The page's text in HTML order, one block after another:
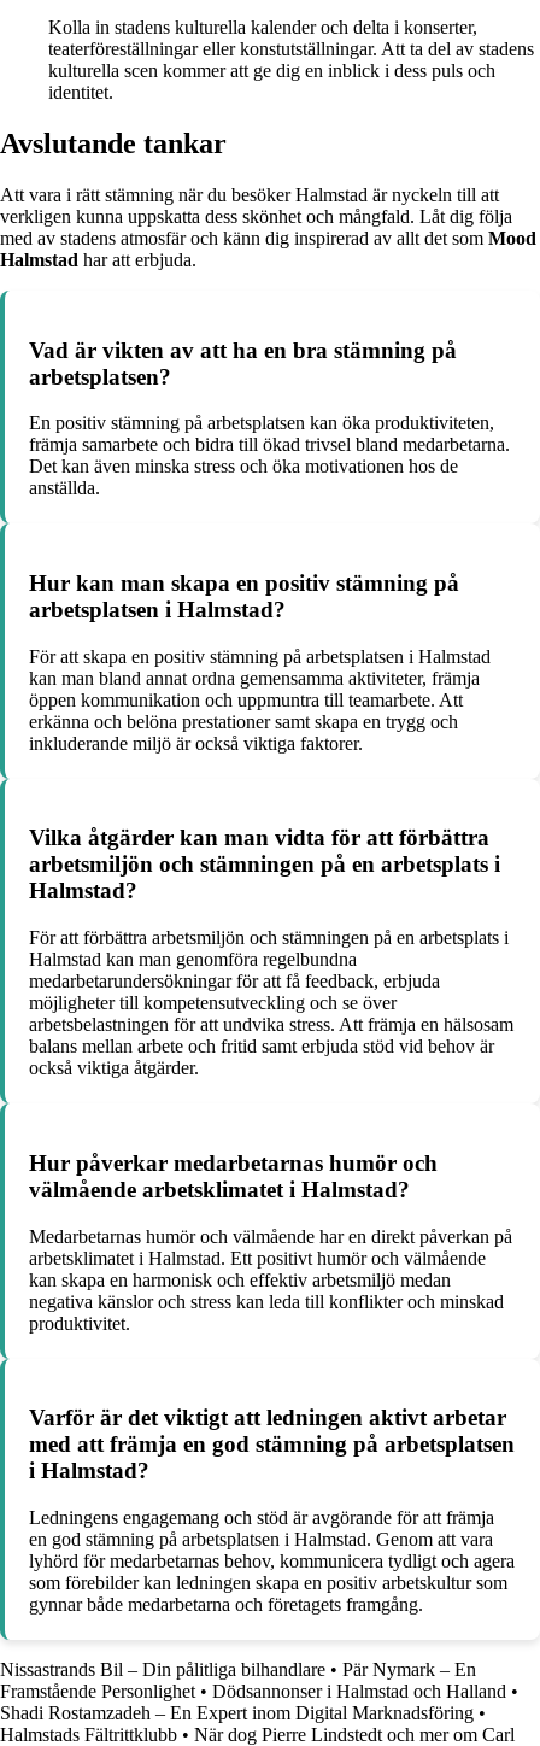
Kolla in stadens kulturella kalender och delta i konserter,
teaterföreställningar eller konstutställningar. Att ta del av stadens
kulturella scen kommer att ge dig en inblick i dess puls och
identitet.
Avslutande tankar
Att vara i rätt stämning när du besöker Halmstad är nyckeln till att
verkligen kunna uppskatta dess skönhet och mångfald. Låt dig följa
med av stadens atmosfär och känn dig inspirerad av allt det som Mood
Halmstad har att erbjuda.
Vad är vikten av att ha en bra stämning på
arbetsplatsen?
En positiv stämning på arbetsplatsen kan öka produktiviteten,
främja samarbete och bidra till ökad trivsel bland medarbetarna.
Det kan även minska stress och öka motivationen hos de
anställda.
Hur kan man skapa en positiv stämning på
arbetsplatsen i Halmstad?
För att skapa en positiv stämning på arbetsplatsen i Halmstad
kan man bland annat ordna gemensamma aktiviteter, främja
öppen kommunikation och uppmuntra till teamarbete. Att
erkänna och belöna prestationer samt skapa en trygg och
inkluderande miljö är också viktiga faktorer.
Vilka åtgärder kan man vidta för att förbättra
arbetsmiljön och stämningen på en arbetsplats i
Halmstad?
För att förbättra arbetsmiljön och stämningen på en arbetsplats i
Halmstad kan man genomföra regelbundna
medarbetarundersökningar för att få feedback, erbjuda
möjligheter till kompetensutveckling och se över
arbetsbelastningen för att undvika stress. Att främja en hälsosam
balans mellan arbete och fritid samt erbjuda stöd vid behov är
också viktiga åtgärder.
Hur påverkar medarbetarnas humör och
välmående arbetsklimatet i Halmstad?
Medarbetarnas humör och välmående har en direkt påverkan på
arbetsklimatet i Halmstad. Ett positivt humör och välmående
kan skapa en harmonisk och effektiv arbetsmiljö medan
negativa känslor och stress kan leda till konflikter och minskad
produktivitet.
Varför är det viktigt att ledningen aktivt arbetar
med att främja en god stämning på arbetsplatsen
i Halmstad?
Ledningens engagemang och stöd är avgörande för att främja
en god stämning på arbetsplatsen i Halmstad. Genom att vara
lyhörd för medarbetarnas behov, kommunicera tydligt och agera
som förebilder kan ledningen skapa en positiv arbetskultur som
gynnar både medarbetarna och företagets framgång.
Nissastrands Bil – Din pålitliga bilhandlare • Pär Nymark – En
Framstående Personlighet • Dödsannonser i Halmstad och Halland •
Shadi Rostamzadeh – En Expert inom Digital Marknadsföring •
Halmstads Fältrittklubb • När dog Pierre Lindstedt och mer om Carl